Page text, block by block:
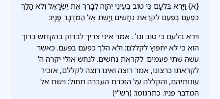
{א} וַיַּרְא בִּלְעָם כִּי טוֹב בְּעֵינֵי יְהוָה לְבָרֵךְ אֶת יִשְׂרָאֵל וְלֹא הָלַךְ
כְּפַעַם בְּפַעַם לִקְרַאת נְחָשִׁים וַיָּשֶׁת אֶל הַמִּדְבָּר פָּנָיו:
וירא בלעם כי טוב וגו' . אמר איני צריך לבדוק בהקדוש ברוך
הוא כי לא יחפוץ לקללם: ולא הלך כפעם בפעם. כאשר
עשה שתי פעמים: לקראת נחשים. לנחש אולי יקרה ה'
לקראתו כרצונו, אמר רוצה ואינו רוצה לקללם, אזכיר
עונותיהם, והקללה על הזכרת העברה תחול: וישת אל
המדבר פניו. כתרגומו: (רש"י)